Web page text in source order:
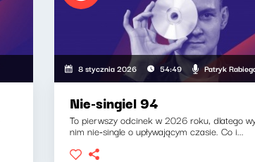
8 stycznia 2026 54:49 Patryk
Nie-singiel 94
To pierwszy odcinek w 2026 roku, dlatego
nim nie-single o upływającym czasie. Co i...